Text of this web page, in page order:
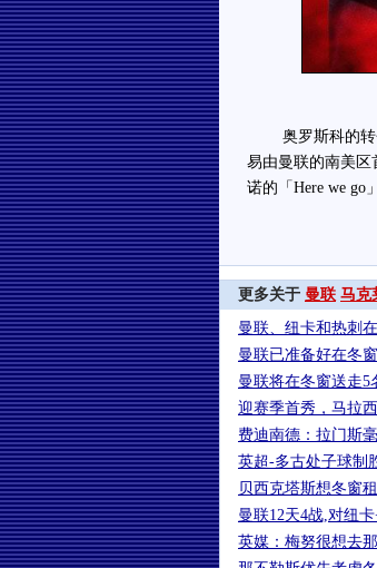
奥罗斯科的转会
易由曼联的南美区
诺的「Here we go
更多关于 曼联 马克
曼联、纽卡和热刺
曼联已准备好在冬
曼联将在冬窗送走
迎赛季首秀，马拉
费迪南德：拉门斯
英超-多古处子球制
贝西克塔斯想冬窗
曼联12天4战,对纽
英媒：梅努很想去